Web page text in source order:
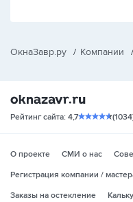
ОкнаЗавр.ру / Компании /
Рейтинг сайта: 4,7
О проекте СМИ о нас
Регистрация компании /
Заказы на остекление